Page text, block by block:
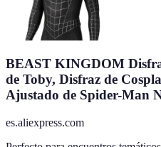
BEAST KINGDOM
de Toby, Disfraz de
Ajustado de Spider-Man
es.aliexpress.com